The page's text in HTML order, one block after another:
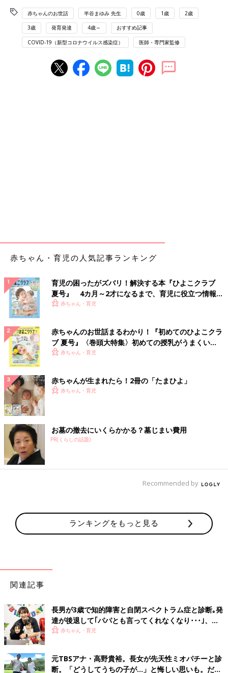
を発信することを目的としています。
部・こころの診療部を中心とした研究者・医師の有志。半谷先生
はプロジェクトの発足時から参加していて、調査結果の取りまと
めを行っています。
――日本で新型コロナウイルスの感染拡大が始まってから1年が
過ぎました。4回のアンケート結果から、新型コロナは０～5才
（未就学児）にどのような影響を与えていると考えられますか。
は、「コロナ×こどもアンケート」は、アンケートに自ら参加し
てくれた保護者と子どもの声を集めたものだということ。対象者
を無作為に抽出した調査ではないため、結果が日本人の今の状態
を正確に示しているとは言えないかもしれません。
また、未就学児は本人ではなく保護者が回答しているので、子ど
もの行動などについては、「ママやパパの目から見るとこう感じ
た」というものになります。
コロナ禍で２～５才児の向社交性（相手の気持ちを理解し、共感
ただし、これは注意して考える必要があります。もちろん、子ど
も自身に変化が起きていて、問題行動が増えている可能性はあり
親のメンタルヘルスが悪いと、子どもの行動を「問
――新型コロナと、ママやパパが子どもに対して厳しい目を向け
てしまうことは、どのような関係があるのでしょうか。
半谷 4回のアンケートによって、新型コロナの影響で保護者の
メンタルへルスが悪くなっていることがはっきりしています。メ
赤ちゃんのお世話 半谷まゆみ 先生 0歳 1歳 2歳
3歳 発育発達 4歳～ おすすめ記事
COVID-19（新型コロナウイルス感染症） 医師・専門家監修
赤ちゃん・育児の人気記事ランキング
育児の困ったがズバリ！解決する本『ひよこクラブ
夏号』 4カ月～2才になるまで、育児に役立つ情報が
いっぱい！
赤ちゃん・育児
赤ちゃんのお世話まるわかり！『初めてのひよこクラ
ブ 夏号』〈巻頭大特集〉初めての授乳がうまくい
く！ おっぱい・ミルクの基本と夏のトラブル 解決テ
赤ちゃん・育児
赤ちゃんが生まれたら！2冊の「たまひよ」
赤ちゃん・育児
お墓の撤去にいくらかかる？墓じまい費用
PR(くらしの話題)
Recommended by
ランキングをもっと見る
関連記事
長男が3歳で知的障害と自閉スペクトラム症と診断｡発
達が後退して｢パパとも言ってくれなくなり･･･｣、元
プロバスケ選手･岡田優介
赤ちゃん・育児
元TBSアナ・高野貴裕。長女が先天性ミオパチーと診
断。「どうしてうちの子が…」と悔しい思いも。だか